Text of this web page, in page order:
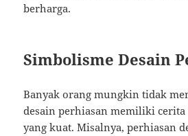
berharga.
Simbolisme Desain
Banyak orang mungkin tidak
desain perhiasan memiliki
yang kuat. Misalnya, perhiasan